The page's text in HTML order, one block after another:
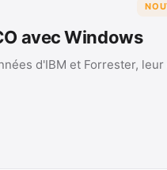
avec Windows
d'IBM et Forrester,